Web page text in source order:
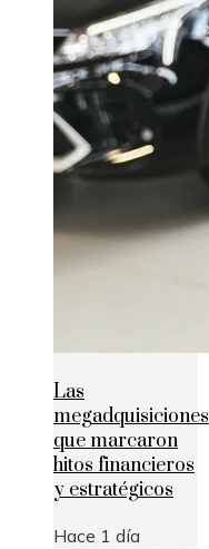
Las
megadquisiciones
que marcaron
hitos financieros
y estratégicos
Hace 1 día